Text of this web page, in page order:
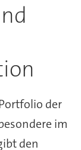
der
im
den